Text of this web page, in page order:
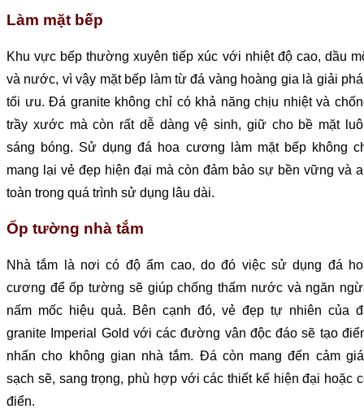
Làm mặt bếp
Khu vực bếp thường xuyên tiếp xúc với nhiệt độ cao, dầu
và nước, vì vậy mặt bếp làm từ đá vàng hoàng gia là giải
tối ưu. Đá granite không chỉ có khả năng chịu nhiệt và
trầy xước mà còn rất dễ dàng vệ sinh, giữ cho bề mặt
sáng bóng. Sử dụng đá hoa cương làm mặt bếp không
mang lại vẻ đẹp hiện đại mà còn đảm bảo sự bền vững và
toàn trong quá trình sử dụng lâu dài.
Ốp tường nhà tắm
Nhà tắm là nơi có độ ẩm cao, do đó việc sử dụng đá
cương để ốp tường sẽ giúp chống thấm nước và ngăn
nấm mốc hiệu quả. Bên cạnh đó, vẻ đẹp tự nhiên của
granite Imperial Gold với các đường vân độc đáo sẽ tạo
nhấn cho không gian nhà tắm. Đá còn mang đến cảm
sạch sẽ, sang trọng, phù hợp với các thiết kế hiện đại hoặc
điển.